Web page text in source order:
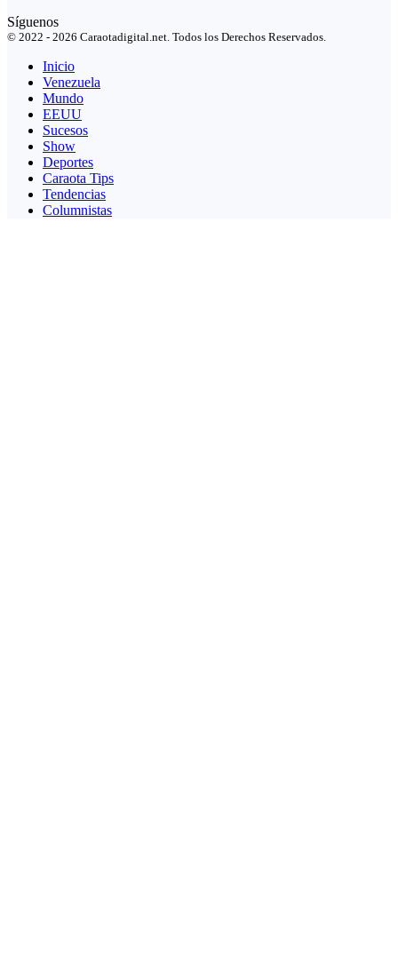
Síguenos
© 2022 - 2026 Caraotadigital.net. Todos los Derechos Reservados.
Inicio
Venezuela
Mundo
EEUU
Sucesos
Show
Deportes
Caraota Tips
Tendencias
Columnistas